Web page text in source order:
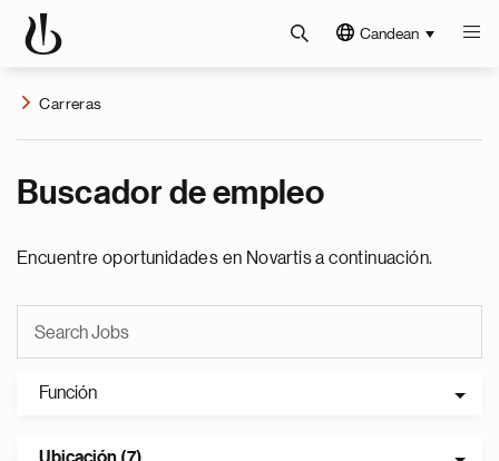
Candean
Carreras
Buscador de empleo
Encuentre oportunidades en Novartis a continuación.
Función